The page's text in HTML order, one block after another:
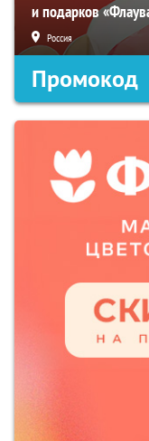
и подарков
Россия
Промокод